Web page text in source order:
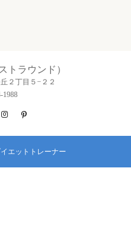
トラウンド）
２丁目５−２２
1988
Instagram
エットトレーナー